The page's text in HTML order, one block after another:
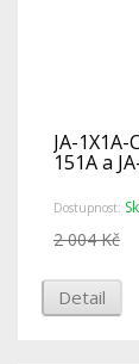
JA-
151A a
Dostupnost:
2 004 Kč
Detail